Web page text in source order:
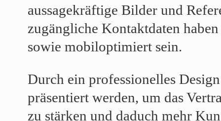
aussagekräftige Bilder und
zugängliche Kontaktdaten
sowie mobiloptimiert sein.
Durch ein professionelles
präsentiert werden, um das
zu stärken und daduch mehr